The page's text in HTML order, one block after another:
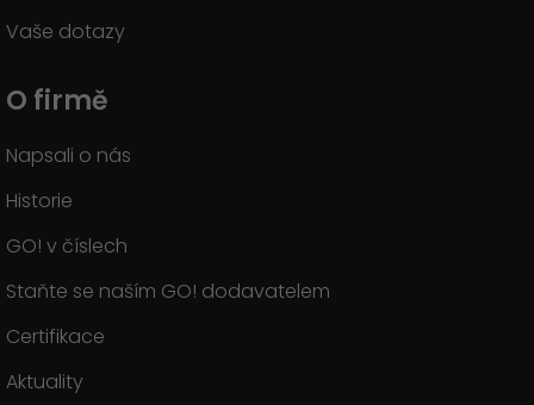
Vaše dotazy
O firmě
Napsali o nás
Historie
GO! v číslech
Staňte se naším GO! dodavatelem
Certifikace
Aktuality